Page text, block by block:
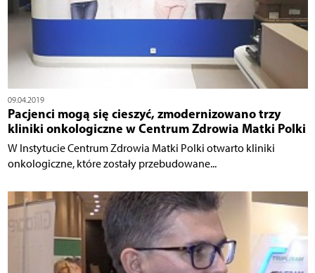
09.04.2019
Pacjenci mogą się cieszyć, zmodernizowano trzy
kliniki onkologiczne w Centrum Zdrowia Matki Polki
W Instytucie Centrum Zdrowia Matki Polki otwarto kliniki
onkologiczne, które zostały przebudowane...